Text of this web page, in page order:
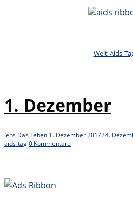
Welt-Aids-
1. Dezember
Jens Das Leben 1. Dezember 201724.
aids-tag0 Kommentare